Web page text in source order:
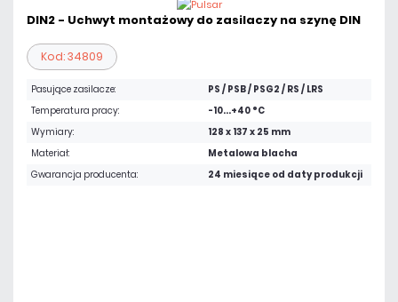
DIN2 - Uchwyt montażowy do zasilaczy na szynę DIN
Kod: 34809
Pasujące zasilacze:
PS / PSB / PSG2 / RS / LRS
Temperatura pracy:
-10...+40 °C
Wymiary:
128 x 137 x 25 mm
Materiał:
Metalowa blacha
Gwarancja producenta:
24 miesiące od daty produkcji